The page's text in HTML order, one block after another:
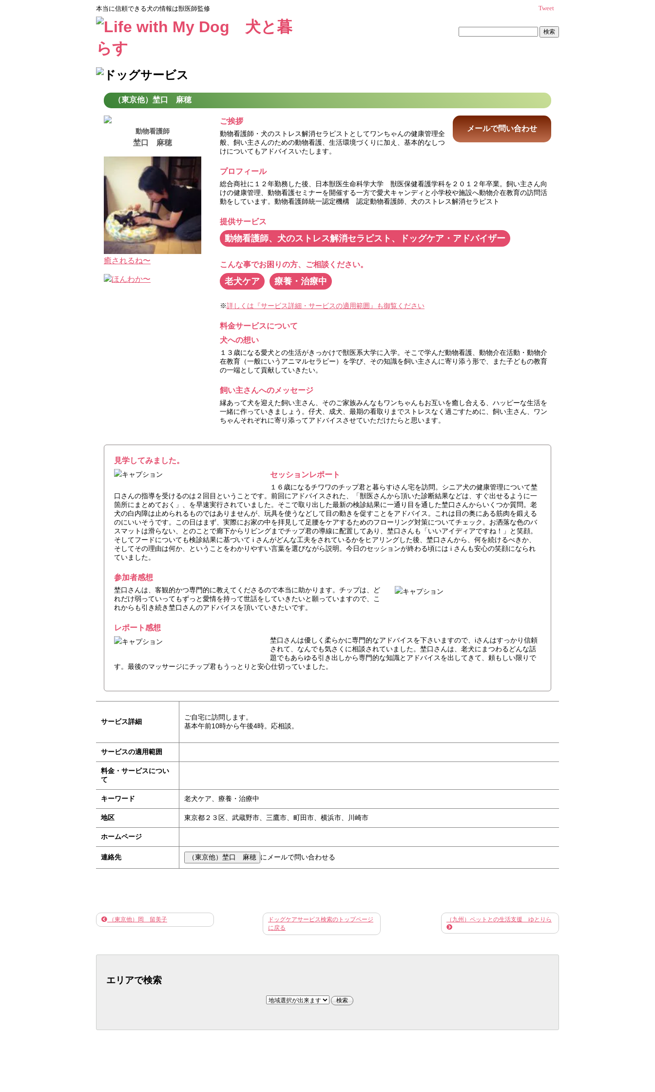
本当に信頼できる犬の情報は獣医師監修 Tweet
索:
（東京他）埜口 麻穂
動物看護師
埜口 麻穂
癒されるね〜
ほんわか〜
ご挨拶
動物看護師・犬のストレス解消セラピストとしてワンちゃんの健康管理全
般、飼い主さんのための動物看護、生活環境づくりに加え、基本的なしつ
けについてもアドバイスいたします。
プロフィール
総合商社に１２年勤務した後、日本獣医生命科学大学 獣医保健看護学科を２０１２年卒業。飼い主さん向
けの健康管理、動物看護セミナーを開催する一方で愛犬キャンディと小学校や施設へ動物介在教育の訪問活
動をしています。動物看護師統一認定機構 認定動物看護師、犬のストレス解消セラピスト
提供サービス
動物看護師、犬のストレス解消セラピスト、ドッグケア・アドバイザー
こんな事でお困りの方、ご相談ください。
老犬ケア 療養・治療中
※詳しくは『サービス詳細・サービスの適用範囲』も御覧ください
料金サービスについて
犬への想い
１３歳になる愛犬との生活がきっかけで獣医系大学に入学。そこで学んだ動物看護、動物介在活動・動物介
在教育（一般にいうアニマルセラピー）を学び、その知識を飼い主さんに寄り添う形で、また子どもの教育
の一端として貢献していきたい。
飼い主さんへのメッセージ
縁あって犬を迎えた飼い主さん、そのご家族みんなもワンちゃんもお互いを癒し合える、ハッピーな生活を
一緒に作っていきましょう。仔犬、成犬、最期の看取りまでストレスなく過ごすために、飼い主さん、ワン
ちゃんそれぞれに寄り添ってアドバイスさせていただけたらと思います。
見学してみました。
キャプション セッションレポート
１６歳になるチワワのチップ君と暮らすiさん宅を訪問。シニア犬の健康管理について埜
口さんの指導を受けるのは２回目ということです。前回にアドバイスされた、「獣医さんから頂いた診断結果などは、すぐ出せるように一
箇所にまとめておく」、を早速実行されていました。そこで取り出した最新の検診結果に一通り目を通した埜口さんからいくつか質問。老
犬の白内障は止められるものではありませんが、玩具を使うなどして目の動きを促すことをアドバイス。これは目の奥にある筋肉を鍛える
のにいいそうです。この日はまず、実際にお家の中を拝見して足腰をケアするためのフローリング対策についてチェック。お洒落な色のバ
スマットは滑らない、とのことで廊下からリビングまでチップ君の導線に配置してあり、埜口さんも「いいアイディアですね！」と笑顔。
そしてフードについても検診結果に基づいて i さんがどんな工夫をされているかをヒアリングした後、埜口さんから、何を続けるべきか、
そしてその理由は何か、ということをわかりやすい言葉を選びながら説明。今日のセッションが終わる頃には i さんも安心の笑顔になられ
ていました。
参加者感想
キャプション
埜口さんは、客観的かつ専門的に教えてくださるので本当に助かります。チップは、ど
れだけ弱っていってもずっと愛情を持って世話をしていきたいと願っていますので、こ
れからも引き続き埜口さんのアドバイスを頂いていきたいです。
レポート感想
キャプション
埜口さんは優しく柔らかに専門的なアドバイスを下さいますので、iさんはすっかり信頼
されて、なんでも気さくに相談されていました。埜口さんは、老犬にまつわるどんな話
題でもあらゆる引き出しから専門的な知識とアドバイスを出してきて、頼もしい限りで
す。最後のマッサージにチップ君もうっとりと安心仕切っていました。
サービス詳細
ご自宅に訪問します。
基本午前10時から午後4時。応相談。
サービスの適用範囲
料金・サービスについ
て
キーワード 老犬ケア、療養・治療中
地区 東京都２３区、武蔵野市、三鷹市、町田市、横浜市、川崎市
ホームページ
連絡先 にメールで問い合わせる
（東京他）岡 留美子
ドッグケアサービス検索のトップページ
に戻る
（九州）ペットとの生活支援 ゆとりら
エリアで検索